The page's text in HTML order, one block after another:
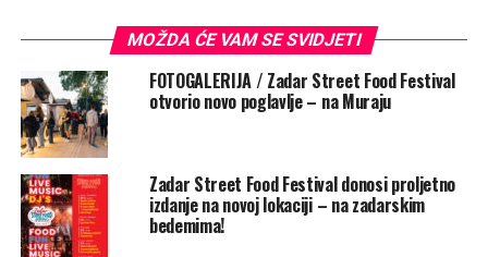
s entuzijazmom spremaju najbolji zadarski ugostitelji.
Posjetitelji će u čak deset dana imati priliku kušati sve –
od sočnih burgera i tacosa do egzotičnih azijskih jela i
slatkih poslastica, dok će se istovremeno zabavljati uz
izvrsnu glazbu domaćih izvođača.
Na najljepšu pozornici u Dalmaciji stiže Sandi Cenov,
genijalna ekipa iz TBF-a, Petar Dragojević i energična
Indira!
MOŽDA ĆE VAM SE SVIDJETI
FOTOGALERIJA / Zadar Street Food Festival
otvorio novo poglavlje – na Muraju
Zadar Street Food Festival donosi proljetno
izdanje na novoj lokaciji – na zadarskim
bedemima!